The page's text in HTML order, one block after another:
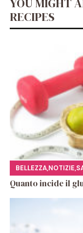
RECIPES
BELLEZZA,NOTIZIE,
Quanto incide il